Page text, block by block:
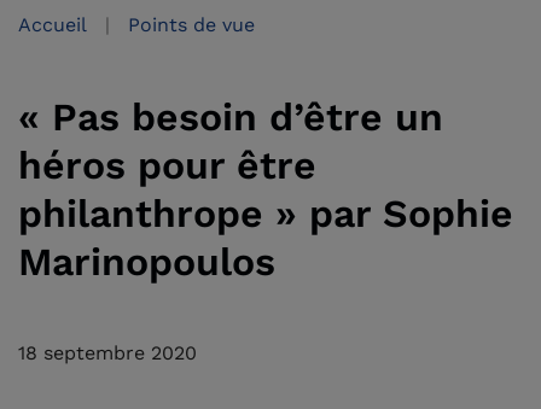
Accueil Points de vue
« Pas besoin d’être un
héros pour être
philanthrope » par Sophie
Marinopoulos
18 septembre 2020